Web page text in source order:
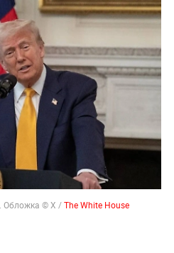
Обложка © X /The White House